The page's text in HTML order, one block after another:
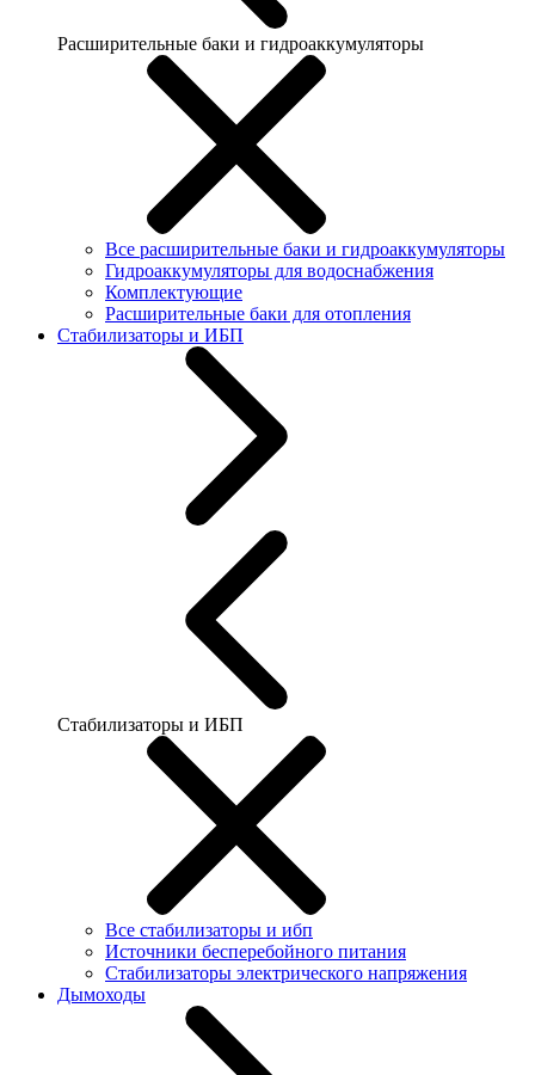
Расширительные баки и гидроаккумуляторы
Все расширительные баки и гидроаккумуляторы
Гидроаккумуляторы для водоснабжения
Комплектующие
Расширительные баки для отопления
Стабилизаторы и ИБП
Стабилизаторы и ИБП
Все стабилизаторы и ибп
Источники бесперебойного питания
Стабилизаторы электрического напряжения
Дымоходы